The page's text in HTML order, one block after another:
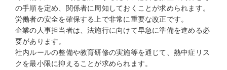
の手順を定め、関係者に周知しておくことが求められます。
労働者の安全を確保する上で非常に重要な改正です。
企業の人事担当者は、法施行に向けて早急に準備を進める必
要があります。
社内ルールの整備や教育研修の実施等を通じて、熱中症リス
クを最小限に抑えることが求められます。